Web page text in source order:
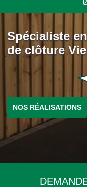
Spécialiste
de clôture
NOS RÉALISATIONS